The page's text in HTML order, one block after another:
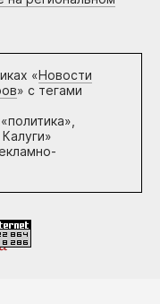
«Новости
» с тегами